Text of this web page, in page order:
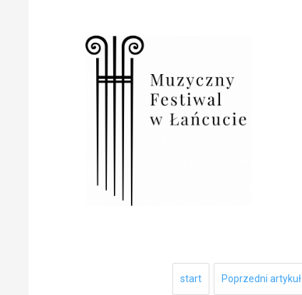
start Poprzedni artykuł